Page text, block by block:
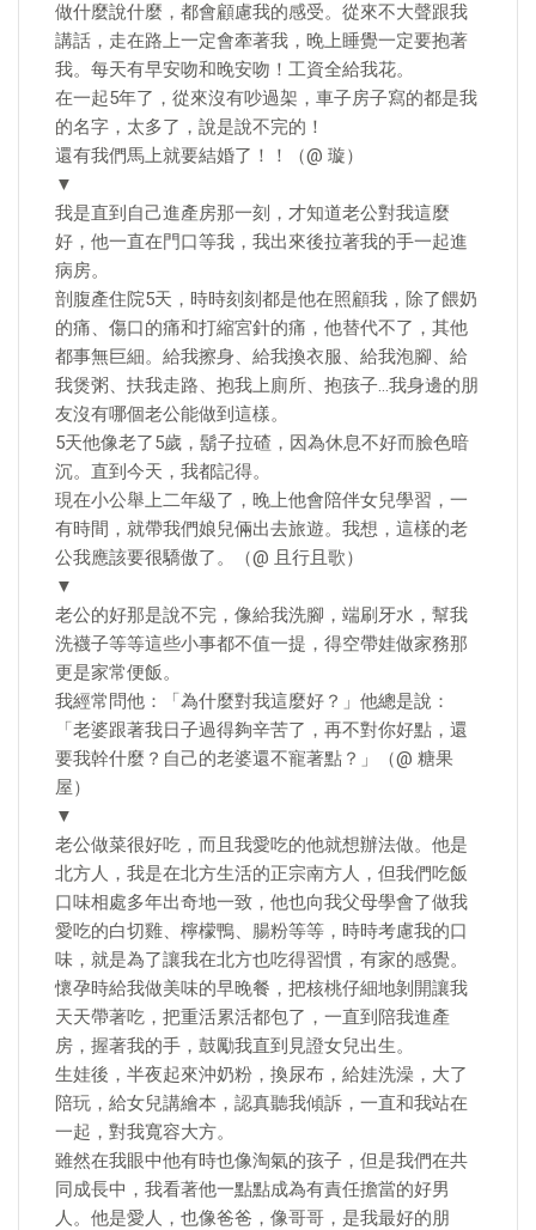
做什麼說什麼，都會顧慮我的感受。從來不大聲跟我
講話，走在路上一定會牽著我，晚上睡覺一定要抱著
我。每天有早安吻和晚安吻！工資全給我花。
在一起5年了，從來沒有吵過架，車子房子寫的都是我
的名字，太多了，說是說不完的！
還有我們馬上就要結婚了！！（@ 璇）
▼
我是直到自己進產房那一刻，才知道老公對我這麼
好，他一直在門口等我，我出來後拉著我的手一起進
病房。
剖腹產住院5天，時時刻刻都是他在照顧我，除了餵奶
的痛、傷口的痛和打縮宮針的痛，他替代不了，其他
都事無巨細。給我擦身、給我換衣服、給我泡腳、給
我煲粥、扶我走路、抱我上廁所、抱孩子…我身邊的朋
友沒有哪個老公能做到這樣。
5天他像老了5歲，鬍子拉碴，因為休息不好而臉色暗
沉。直到今天，我都記得。
現在小公舉上二年級了，晚上他會陪伴女兒學習，一
有時間，就帶我們娘兒倆出去旅遊。我想，這樣的老
公我應該要很驕傲了。（@ 且行且歌）
▼
老公的好那是說不完，像給我洗腳，端刷牙水，幫我
洗襪子等等這些小事都不值一提，得空帶娃做家務那
更是家常便飯。
我經常問他：「為什麼對我這麼好？」他總是說：
「老婆跟著我日子過得夠辛苦了，再不對你好點，還
要我幹什麼？自己的老婆還不寵著點？」（@ 糖果
屋）
▼
老公做菜很好吃，而且我愛吃的他就想辦法做。他是
北方人，我是在北方生活的正宗南方人，但我們吃飯
口味相處多年出奇地一致，他也向我父母學會了做我
愛吃的白切雞、檸檬鴨、腸粉等等，時時考慮我的口
味，就是為了讓我在北方也吃得習慣，有家的感覺。
懷孕時給我做美味的早晚餐，把核桃仔細地剝開讓我
天天帶著吃，把重活累活都包了，一直到陪我進產
房，握著我的手，鼓勵我直到見證女兒出生。
生娃後，半夜起來沖奶粉，換尿布，給娃洗澡，大了
陪玩，給女兒講繪本，認真聽我傾訴，一直和我站在
一起，對我寬容大方。
雖然在我眼中他有時也像淘氣的孩子，但是我們在共
同成長中，我看著他一點點成為有責任擔當的好男
人。他是愛人，也像爸爸，像哥哥，是我最好的朋